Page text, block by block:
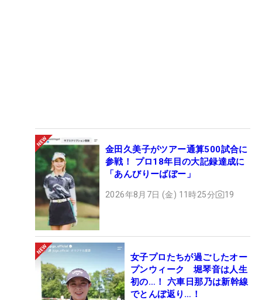
金田久美子がツアー通算500試合に
参戦！ プロ18年目の大記録達成に
「あんびりーばぼー」
2026年8月7日 (金) 11時25分 19
女子プロたちが過ごしたオー
プンウィーク 堀琴音は人生
初の…！ 六車日那乃は新幹線
でとんぼ返り…！